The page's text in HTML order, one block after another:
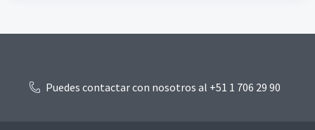
Puedes contactar con nosotros al +51 1 706 29 90